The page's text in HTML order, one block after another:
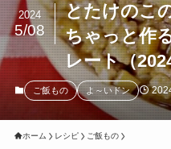
とたけのこ
ちゃっと作
レート（
2024
5/08
ご飯もの よ～いドン
ホーム レシピ ご飯もの